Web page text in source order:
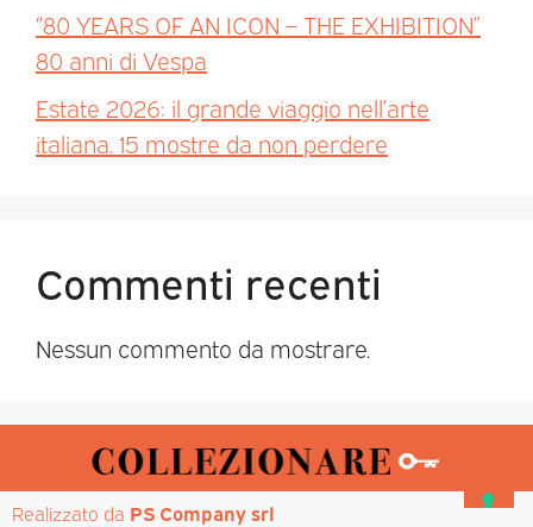
“80 YEARS OF AN ICON – THE EXHIBITION”
80 anni di Vespa
Estate 2026: il grande viaggio nell’arte
italiana. 15 mostre da non perdere
Commenti recenti
Nessun commento da mostrare.
Realizzato da PS Company srl